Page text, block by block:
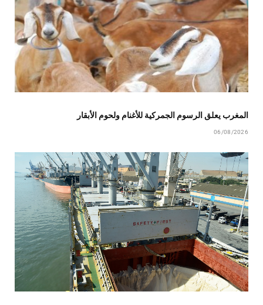
المغرب يعلق الرسوم الجمركية للأغنام ولحوم الأبقار
06/08/2026